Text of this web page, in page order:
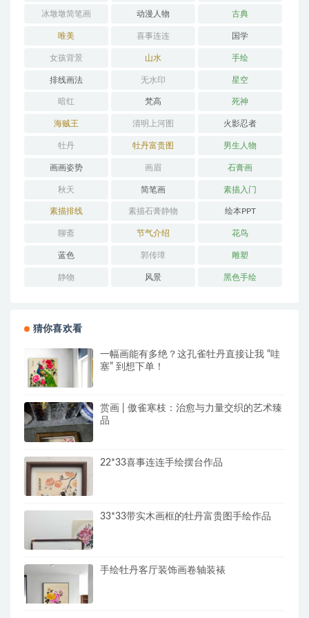
冰墩墩简笔画 动漫人物 古典
唯美 喜事连连 国学
女孩背景 山水 手绘
排线画法 无水印 星空
暗红 梵高 死神
海贼王 清明上河图 火影忍者
牡丹 牡丹富贵图 男生人物
画画姿势 画眉 石膏画
秋天 简笔画 素描入门
素描排线 素描石膏静物 绘本PPT
聊斋 节气介绍 花鸟
蓝色 郭传璋 雕塑
静物 风景 黑色手绘
猜你喜欢看
一幅画能有多绝？这孔雀牡丹直接让我 “哇
塞” 到想下单！
赏画 | 傲雀寒枝：治愈与力量交织的艺术臻
品
22*33喜事连连手绘摆台作品
33*33带实木画框的牡丹富贵图手绘作品
手绘牡丹客厅装饰画卷轴装裱